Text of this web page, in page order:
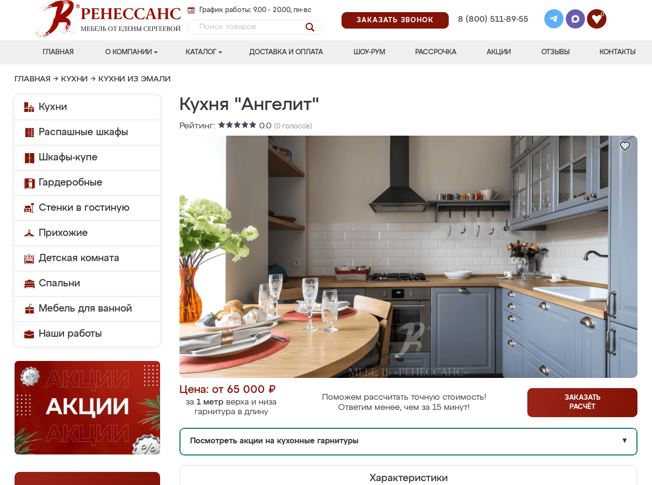
График работы: 9.00 - 20.00, пн-вс
ЗАКАЗАТЬ ЗВОНОК
8 (800) 511-89-55
0
ГЛАВНАЯ О КОМПАНИИ КАТАЛОГ ДОСТАВКА И ОПЛАТА ШОУ-РУМ РАССРОЧКА АКЦИИ ОТЗЫВЫ КОНТАКТЫ
ГЛАВНАЯ → КУХНИ → КУХНИ ИЗ ЭМАЛИ
Кухни
Распашные шкафы
Шкафы-купе
Гардеробные
Стенки в гостиную
Прихожие
Детская комната
Спальни
Мебель для ванной
Наши работы
Кухня "Ангелит"
Рейтинг: 0.0 (0 голосов)
Цена: от 65 000 ₽
за 1 метр верха и низа
гарнитура в длину
Поможем рассчитать точную стоимость!
Ответим менее, чем за 15 минут!
ЗАКАЗАТЬ
РАСЧЁТ
Посмотреть акции на кухонные гарнитуры ▼
Характеристики